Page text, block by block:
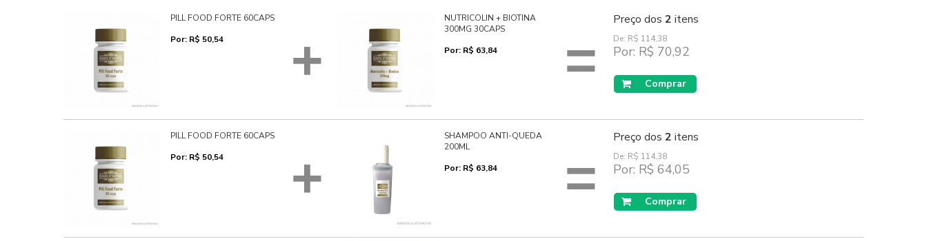
PILL FOOD FORTE 60CAPS
Por: R$ 50,54
+
NUTRICOLIN + BIOTINA
300MG 30CAPS
Por: R$ 63,84
=
Preço dos 2 itens
De: R$ 114,38
Por: R$ 70,92
Comprar
PILL FOOD FORTE 60CAPS
Por: R$ 50,54
+
SHAMPOO ANTI-QUEDA
200ML
Por: R$ 63,84
=
Preço dos 2 itens
De: R$ 114,38
Por: R$ 64,05
Comprar